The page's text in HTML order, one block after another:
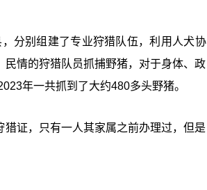
分别组建了专业狩猎队伍，利用人犬协
情的狩猎队员抓捕野猪，对于身体、政
年一共抓到了大约480多头野猪。
证，只有一人其家属之前办理过，但是